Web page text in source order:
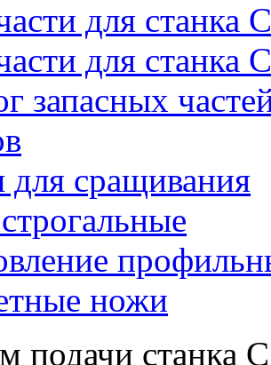
для станка
для станка
запасных
сращивания
ножи
подачи станка